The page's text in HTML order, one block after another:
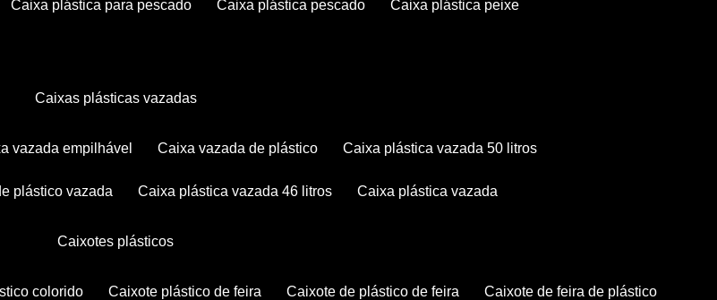
caixa plástica para pescado caixa plástica pescado caixa plástica peixe
caixas plásticas vazadas
vazada empilhável caixa vazada de plástico caixa plástica vazada 50 litros
plástico vazada caixa plástica vazada 46 litros caixa plástica vazada
caixotes plásticos
colorido caixote plástico de feira caixote de plástico de feira caixote de feira de plástico